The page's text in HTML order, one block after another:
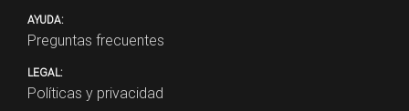
AYUDA:
Preguntas frecuentes
LEGAL:
Políticas y privacidad